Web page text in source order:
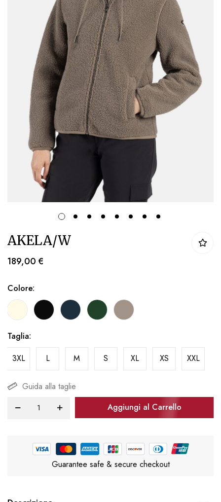
all'inizio
della
galleria
di
immagini
AKELA/W
189,00 €
Colore
Taglia
3XL
L M S XL XS XXL
Guida alla taglie
Aggiungi al Carrello
Guarantee safe & secure checkout